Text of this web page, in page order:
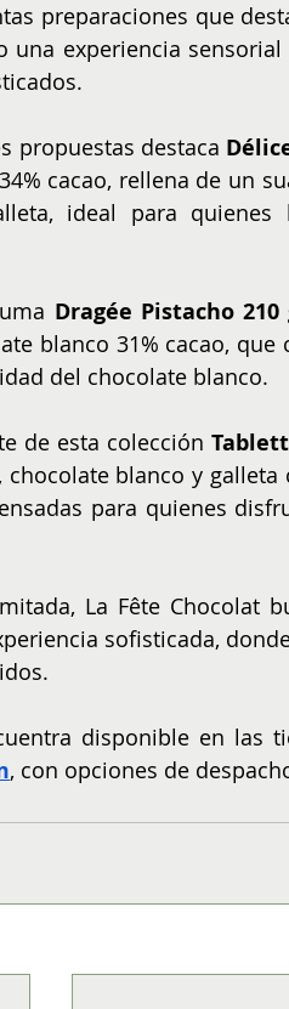
preparaciones que
una experiencia
propuestas destaca
cacao, rellena de un
ideal para quienes
Dragée Pistacho 210
blanco 31% cacao,
del chocolate blanco.
de esta colección
blanco y
para quienes
La Fête Chocolat
sofisticada,
, con opciones de